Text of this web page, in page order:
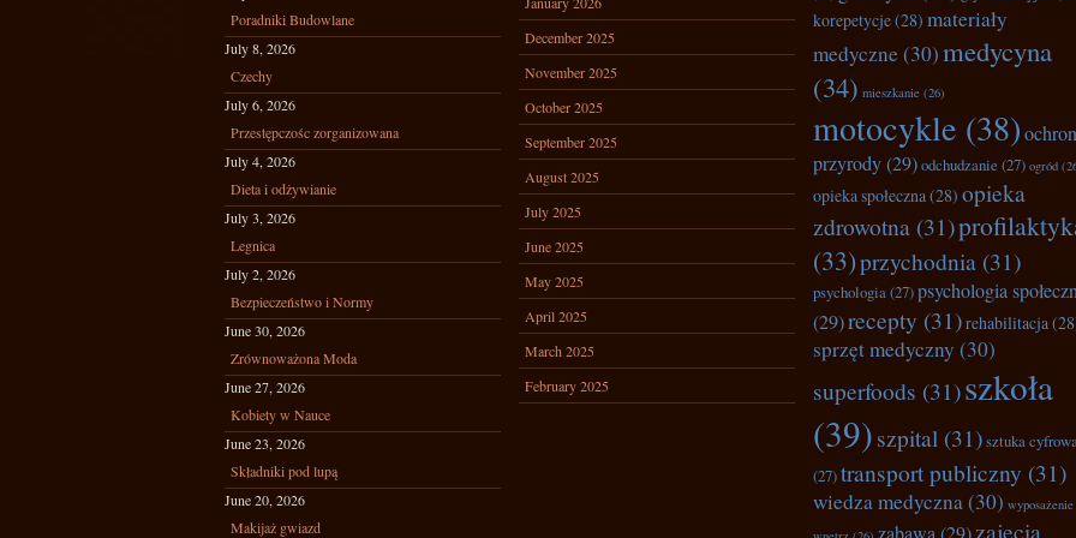
Poradniki Budowlane
July 8, 2026
Czechy
July 6, 2026
Przestępczośc zorganizowana
July 4, 2026
Dieta i odżywianie
July 3, 2026
Legnica
July 2, 2026
Bezpieczeństwo i Normy
June 30, 2026
Zrównoważona Moda
June 27, 2026
Kobiety w Nauce
June 23, 2026
Składniki pod lupą
June 20, 2026
Makijaż gwiazd
December 2025
November 2025
October 2025
September 2025
August 2025
July 2025
June 2025
May 2025
April 2025
March 2025
February 2025
korepetycje(28) materiały
medyczne (30)medycyna
(34) mieszkanie (26)
motocykle (38)
przyrody(29)odchudzanie (27) ogród
opieka społeczna(28) opieka
zdrowotna (31)
(33)przychodnia (31)
psychologia(27)psychologia
(29)recepty (31)rehabilitacja
sprzęt medyczny (30)
superfoods (31)szkoła
(39)szpital (31)sztuka
(27)transport publiczny (31)
wiedza medyczna(30) wyposażenie
zajęcia